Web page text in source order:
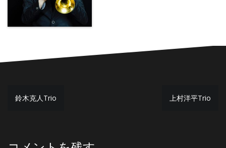
投
ビ
鈴木克人Trio 上村洋平Trio